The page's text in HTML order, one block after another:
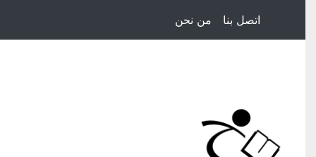
اتصل بنا من نحن